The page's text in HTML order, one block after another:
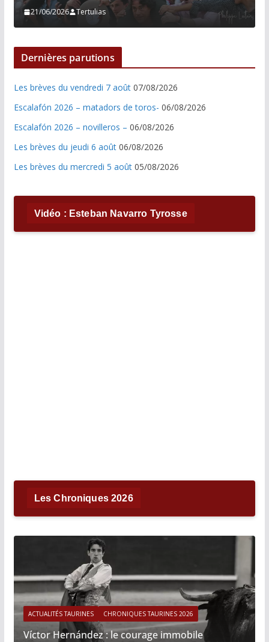
21/06/2026 Tertulias
Dernières parutions
Les brèves du vendredi 7 août 07/08/2026
Escalafón 2026 – matadors de toros- 06/08/2026
Escalafón 2026 – novilleros – 06/08/2026
Les brèves du jeudi 6 août 06/08/2026
Les brèves du mercredi 5 août 05/08/2026
Vidéo : Esteban Navarro Tyrosse
Les Chroniques 2026
ACTUALITÉS TAURINES CHRONIQUES TAURINES 2026
Víctor Hernández : le courage immobile